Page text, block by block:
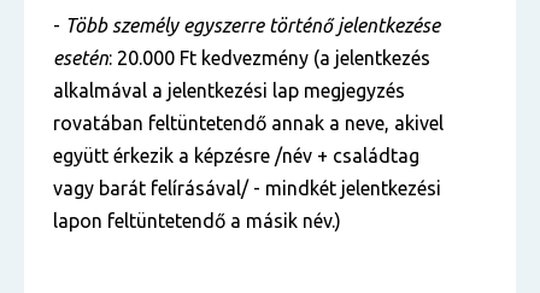
- Több személy egyszerre történő jelentkezése
esetén: 20.000 Ft kedvezmény (a jelentkezés
alkalmával a jelentkezési lap megjegyzés
rovatában feltüntetendő annak a neve, akivel
együtt érkezik a képzésre /név + családtag
vagy barát felírásával/ - mindkét jelentkezési
lapon feltüntetendő a másik név.)